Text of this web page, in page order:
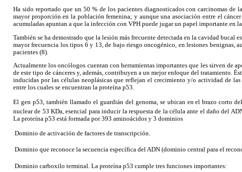
Ha sido reportado que un 50 % de los pacientes diagnosticados con carcinomas de
mayor proporción en la población femenina; y aunque una asociación entre el
acumuladas apuntan a que la infección con VPH puede jugar un papel importante en
También se ha demostrado que la lesión más frecuente detectada en la cavidad bucal
mayor frecuencia los tipos 6 y 13, de bajo riesgo oncogénico, en lesiones benignas,
pacientes (8).
Actualmente los oncólogos cuentan con herramientas importantes que les sirven de
de este tipo de cánceres y, además, contribuyen a un mejor enfoque del tratamiento.
inducidas por las células neoplásicas que reflejan el crecimiento y/o actividad de
entre los cuales se encuentran la proteína p53.
El gen p53, también llamado el guardián del genoma, se ubican en el brazo corto
nuclear de 53 KDa, esencial para inducir la respuesta de la célula ante el daño del
La proteína p53 está formada por 393 aminoácidos y 3 dominios
 Dominio de activación de factores de transcripción.
 Dominio que reconoce la secuencia específica del ADN (dominio central para el
 Dominio carboxilo terminal. La proteína p53 cumple tres funciones importantes: